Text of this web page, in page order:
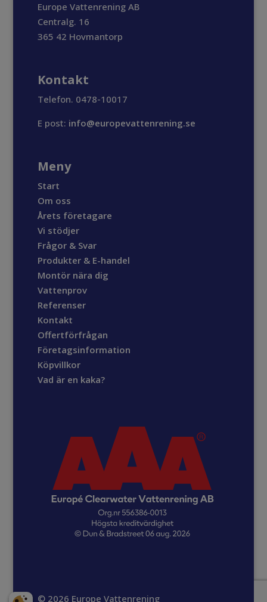
Europe Vattenrening AB
Centralg. 16
365 42 Hovmantorp
Kontakt
Telefon. 0478-10017
E post: info@europevattenrening.se
Meny
Start
Om oss
Årets företagare
Vi stödjer
Frågor & Svar
Produkter & E-handel
Montör nära dig
Vattenprov
Referenser
Kontakt
Offertförfrågan
Företagsinformation
Köpvillkor
Vad är en kaka?
©2026 Europe Vattenrening